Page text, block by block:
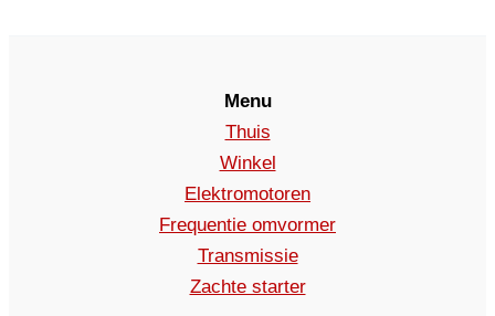
Menu
Thuis
Winkel
Elektromotoren
Frequentie omvormer
Transmissie
Zachte starter